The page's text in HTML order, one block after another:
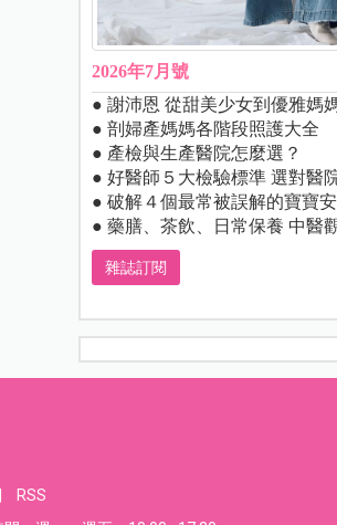
2026年7月號
● 謝沛恩 從甜美少女到優雅媽
● 剖婦產媽媽各階段照護大全
● 產檢與生產醫院怎麼選？
● 好醫師５大檢驗標準 選對醫
● 破解４個最常被誤解的寶寶
● 藥膳、茶飲、日常保養 中醫
雜誌訂閱
RSS